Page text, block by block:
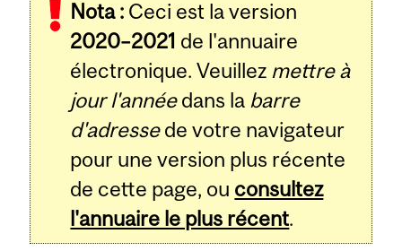
Nota : Ceci est la version
2020–2021 de l'annuaire
électronique. Veuillez mettre à
jour l'annéedans la barre
d'adressede votre navigateur
pour une version plus récente
de cette page, ou consultez
l'annuaire le plus récent.
Content